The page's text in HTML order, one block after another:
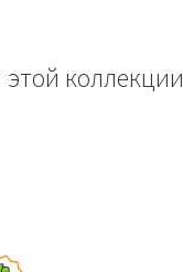
коллекции